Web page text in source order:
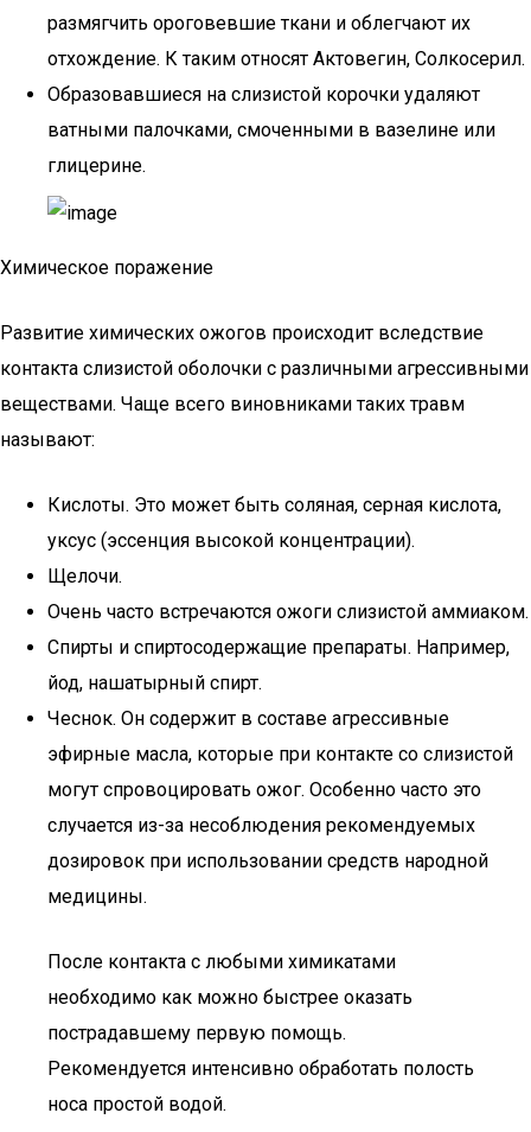
размягчить ороговевшие ткани и облегчают их
отхождение. К таким относят Актовегин, Солкосерил.
Образовавшиеся на слизистой корочки удаляют
ватными палочками, смоченными в вазелине или
глицерине.
Химическое поражение
Развитие химических ожогов происходит вследствие
контакта слизистой оболочки с различными агрессивными
веществами. Чаще всего виновниками таких травм
называют:
Кислоты. Это может быть соляная, серная кислота,
уксус (эссенция высокой концентрации).
Щелочи.
Очень часто встречаются ожоги слизистой аммиаком.
Спирты и спиртосодержащие препараты. Например,
йод, нашатырный спирт.
Чеснок. Он содержит в составе агрессивные
эфирные масла, которые при контакте со слизистой
могут спровоцировать ожог. Особенно часто это
случается из-за несоблюдения рекомендуемых
дозировок при использовании средств народной
медицины.
После контакта с любыми химикатами
необходимо как можно быстрее оказать
пострадавшему первую помощь.
Рекомендуется интенсивно обработать полость
носа простой водой.